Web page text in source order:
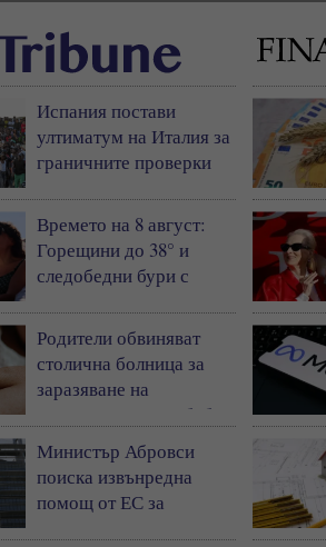
Испания постави
ултиматум на Италия за
граничните проверки
Времето на 8 август:
Горещини до 38° и
следобедни бури с
Родители обвиняват
столична болница за
заразяване на
новороденото им бебе с
инфекция
Министър Абровси
поиска извънредна
помощ от ЕС за